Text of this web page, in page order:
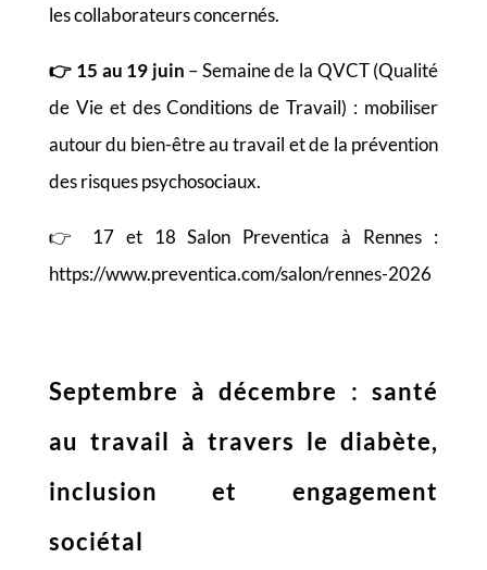
les collaborateurs concernés.
👉 15 au 19 juin – Semaine de la QVCT (Qualité
de Vie et des Conditions de Travail) : mobiliser
autour du bien-être au travail et de la prévention
des risques psychosociaux.
👉 17 et 18 Salon Preventica à Rennes :
https://www.preventica.com/salon/rennes-2026
Septembre à décembre : santé
au travail à travers le diabète,
inclusion et engagement
sociétal